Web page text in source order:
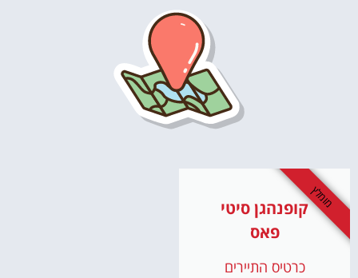
קופנהגן סיטי
פאס
כרטיס התיירים
מומלץ